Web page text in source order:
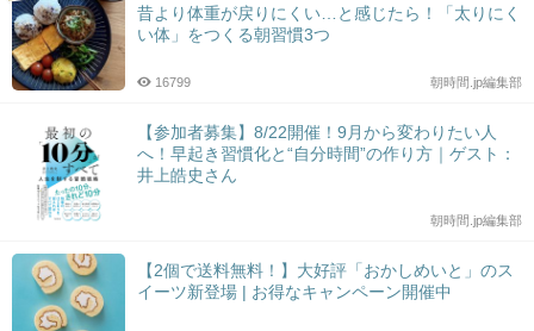
昔より体重が戻りにくい…と感じたら！「太りにく
い体」をつくる朝習慣3つ
朝時間.jp編集部
16799
【参加者募集】8/22開催！9月から変わりたい人
へ！早起き習慣化と“自分時間”の作り方｜ゲスト：
井上皓史さん
朝時間.jp編集部
【2個で送料無料！】大好評「おかしめいと」のス
イーツ新登場 | お得なキャンペーン開催中